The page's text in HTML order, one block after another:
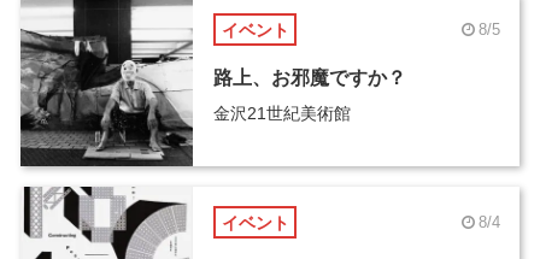
イベント 8/5
路上、お邪魔ですか？
金沢21世紀美術館
イベント 8/4